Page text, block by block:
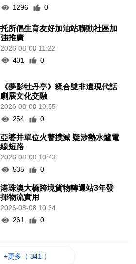
1296
0
托所倡生育友好加油站聯動社區加
強推廣
2026-08-08 11:22
401
0
《夢影牡丹亭》糅合雙非遺現代話
劇展文化交融
2026-08-08 10:55
254
0
亞婆井單位火警撲滅 疑涉熱水爐電
線短路
2026-08-08 10:43
535
0
港珠澳大橋跨境貨物轉運站3年發
揮物流實用
2026-08-08 10:34
261
0
+更多（ 341 ）